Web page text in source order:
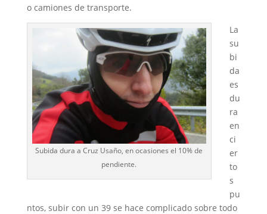
o camiones de transporte.
Subida dura a Cruz Usaño, en ocasiones el 10% de
pendiente.
La
su
bi
da
es
du
ra
en
ci
er
to
s
pu
ntos, subir con un 39 se hace complicado sobre todo